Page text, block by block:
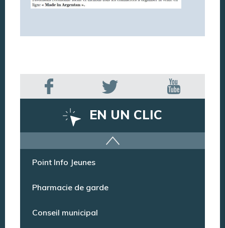
EN UN CLIC
Offres d’emploi
Point Info Jeunes
Pharmacie de garde